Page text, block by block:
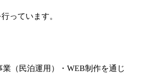
っています。
（民泊運用）・WEB制作を通じ